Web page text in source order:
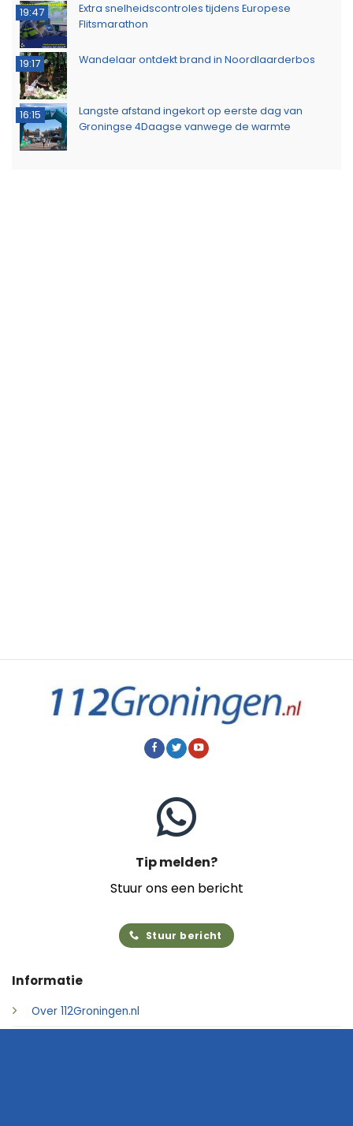
19:47
Extra snelheidscontroles tijdens Europese
Flitsmarathon
19:17 Wandelaar ontdekt brand in Noordlaarderbos
16:15
Langste afstand ingekort op eerste dag van
Groningse 4Daagse vanwege de warmte
Informatie
Over 112Groningen.nl
Tip melden?
Stuur ons een bericht
Stuur bericht